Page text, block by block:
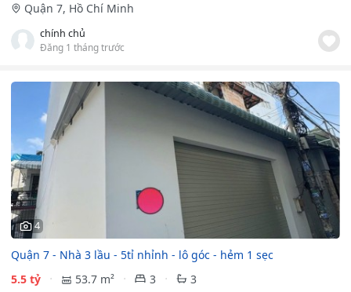
Quận 7, Hồ Chí Minh
chính chủ
Đăng 1 tháng trước
4
Quận 7 - Nhà 3 lầu - 5tỉ nhỉnh - lô góc - hẻm 1 sẹc
5.5 tỷ
53.7 m² 3
3